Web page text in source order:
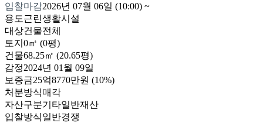
입찰마감2026년 07월 06일 (10:00) ~
용도근린생활시설
대상건물전체
토지 0㎡ (0평)
건물68.25㎡ (20.65평)
감정2024년 01월 09일
보증금25억8770만원 (10%)
처분방식매각
자산구분기타일반재산
입찰방식일반경쟁